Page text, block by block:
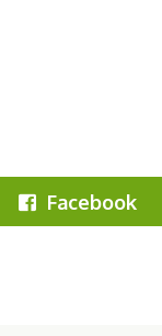
Facebook